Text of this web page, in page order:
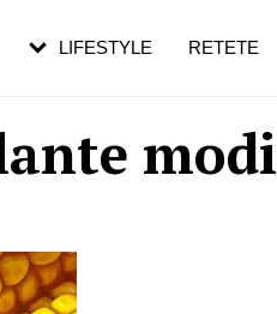
LIFESTYLE RETETE
în vârstă
de